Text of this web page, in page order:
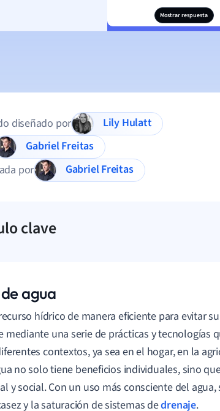
Mostrar respuesta
diseñado por
Lily Hulatt
Gabriel Freitas
por
Gabriel Freitas
clave
agua
hídrico de manera eficiente para evitar su
mediante una serie de prácticas y tecnologías
contextos, ya sea en el hogar, en la
no solo tiene beneficios individuales, sino
y social. Con un uso más consciente del agua,
y la saturación de sistemas dedrenaje.